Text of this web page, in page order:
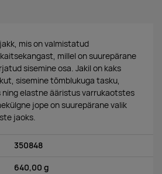
mis on valmistatud
millel on suurepärane
sisemine osa. Jakil on kaks
sisemine tõmblukuga tasku,
elastne ääristus varrukaotstes
jope on suurepärane valik
jaoks.
350848
640,00 g